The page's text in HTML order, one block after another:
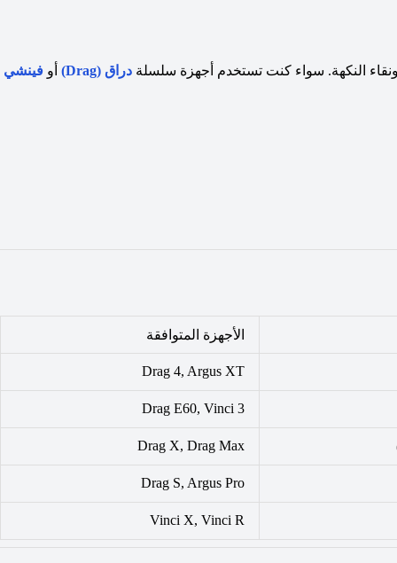
النكهة. سواء كنت تستخدم أجهزة سلسلة دراق (Drag) أو فينشي
الأجهزة المتوافقة
Drag 4, Argus XT
Drag E60, Vinci 3
Drag X, Drag Max
Drag S, Argus Pro
Vinci X, Vinci R